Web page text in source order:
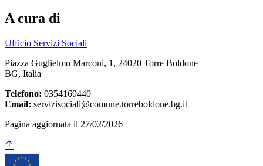
A cura di
Ufficio Servizi Sociali
Piazza Guglielmo Marconi, 1, 24020 Torre Boldone
BG, Italia
Telefono: 0354169440
Email: servizisociali@comune.torreboldone.bg.it
Pagina aggiornata il 27/02/2026